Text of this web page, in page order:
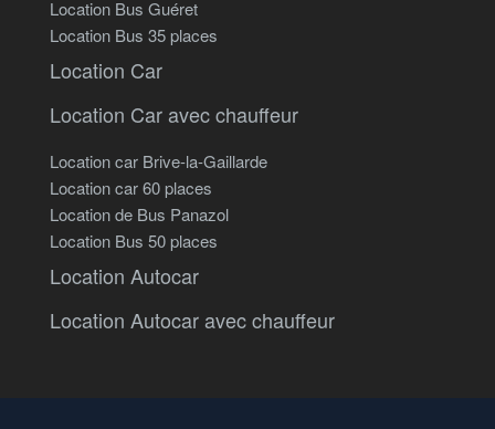
Location Bus Guéret
Location Bus 35 places
Location Car
Location Car avec chauffeur
Location car Brive-la-Gaillarde
Location car 60 places
Location de Bus Panazol
Location Bus 50 places
Location Autocar
Location Autocar avec chauffeur